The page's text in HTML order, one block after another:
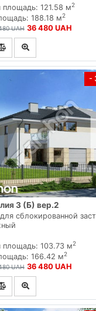
площадь: 121.58 м2
188.18 м2
UAH 36 480 UAH
-
3 (Б) вер.2
сблокированной
площадь: 103.73 м2
166.42 м2
UAH 36 480 UAH